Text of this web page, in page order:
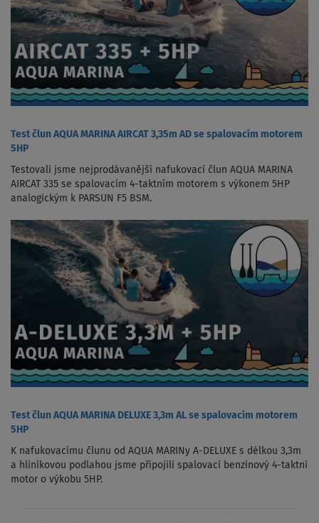
Test člun AQUA MARINA AIRCAT 3,35m AD se spalovacím motorem
5HP
Testovali jsme nejprodávanější nafukovací člun AQUA MARINA
AIRCAT 335 se spalovacím 4-taktním motorem s výkonem 5HP
analogickým k PARSUN F5 BSM.
Test člun AQUA MARINA DELUXE 3,3m AL se spalovacím motorem
5HP
K nafukovacímu člunu od AQUA MARINy A-DELUXE s délkou 3,3m
a hliníkovou podlahou jsme připojili spalovací benzínový 4-taktní
motor o výkobu 5HP.